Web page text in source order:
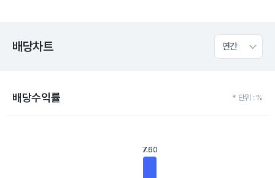
배당차트 연간
배당수익률 * 단위 : %
The chart has 1 X axis displaying categories.
7.60
7.60